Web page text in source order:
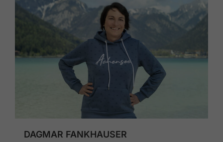
DAGMAR FANKHAUSER